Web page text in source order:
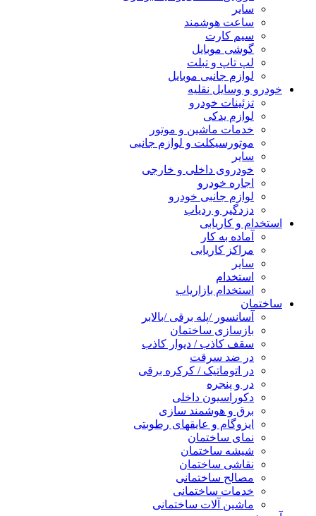
سایر
ساعت هوشمند
سیم کارت
گوشی موبایل
لپ تاپ و تبلت
لوازم جانبی موبایل
خودرو و وسایل نقلیه
تزئینات خودرو
لوازم یدکی
خدمات ماشین و موتور
موتورسیکلت و لوازم جانبی
سایر
خودروی داخلی و خارجی
اجاره خودرو
لوازم جانبی خودرو
دزدگیر و ردیاب
استخدام و کاریابی
آماده به کار
مراکز کاریابی
سایر
استخدام
استخدام بازاریاب
ساختمان
آسانسور /پله برقی /بالابر
بازسازی ساختمان
سقف کاذب / دیوار کاذب
در ضد سرقت
در اتوماتیک / کرکره برقی
در و پنجره
دکوراسیون داخلی
برق و هوشمند سازی
ایزوگام و عایقهای رطوبتی
نمای ساختمان
شیشه ساختمان
نقاشی ساختمان
مصالح ساختمانی
خدمات ساختمانی
ماشین آلات ساختمانی